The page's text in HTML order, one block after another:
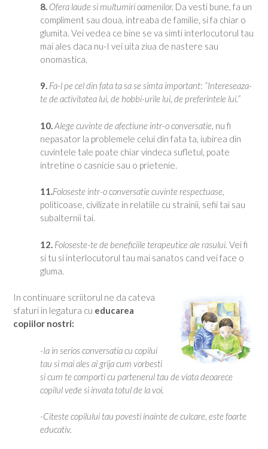
8. Ofera laude si multumiri oamenilor. Da vesti bune, fa un
compliment sau doua, intreaba de familie, si fa chiar o
glumita. Vei vedea ce bine se va simti interlocutorul tau
mai ales daca nu-I vei uita ziua de nastere sau
onomastica.
9. Fa-l pe cel din fata ta sa se simta important: “Intereseaza-
te de activitatea lui, de hobbi-urile lui, de preferintele lui.”
10. Alege cuvinte de afectiune intr-o conversatie , nu fi
nepasator la problemele celui din fata ta, iubirea din
cuvintele tale poate chiar vindeca sufletul, poate
intretine o casnicie sau o prietenie.
11.Foloseste intr-o conversatie cuvinte respectuase,
politicoase, civilizate in relatiile cu strainii, sefii tai sau
subalternii tai.
12. Foloseste-te de beneficiile terapeutice ale rasului. Vei fi
si tu si interlocutorul tau mai sanatos cand vei face o
gluma.
In continuare scriitorul ne da cateva
sfaturi in legatura cu educarea
copiilor nostri:
-Ia in serios conversatia cu copilui
tau si mai ales ai grija cum vorbesti
si cum te comporti cu partenerul tau de viata deoarece
copilul vede si invata totul de la voi.
-Citeste copilului tau povesti inainte de culcare, este foarte
educativ.